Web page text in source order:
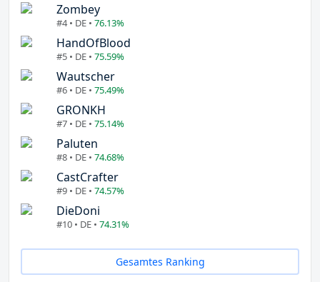
Zombey
#4 • DE • 76.13%
HandOfBlood
#5 • DE • 75.59%
Wautscher
#6 • DE • 75.49%
GRONKH
#7 • DE • 75.14%
Paluten
#8 • DE • 74.68%
CastCrafter
#9 • DE • 74.57%
DieDoni
#10 • DE • 74.31%
Gesamtes Ranking